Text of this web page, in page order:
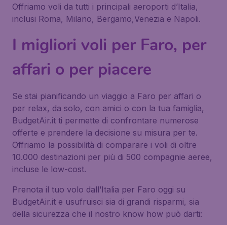
Offriamo voli da tutti i principali aeroporti d’Italia,
inclusi Roma, Milano, Bergamo,Venezia e Napoli.
I migliori voli per Faro, per
affari o per piacere
Se stai pianificando un viaggio a Faro per affari o
per relax, da solo, con amici o con la tua famiglia,
BudgetAir.it ti permette di confrontare numerose
offerte e prendere la decisione su misura per te.
Offriamo la possibilità di comparare i voli di oltre
10.000 destinazioni per più di 500 compagnie aeree,
incluse le low-cost.
Prenota il tuo volo dall’Italia per Faro oggi su
BudgetAir.it e usufruisci sia di grandi risparmi, sia
della sicurezza che il nostro know how può darti: